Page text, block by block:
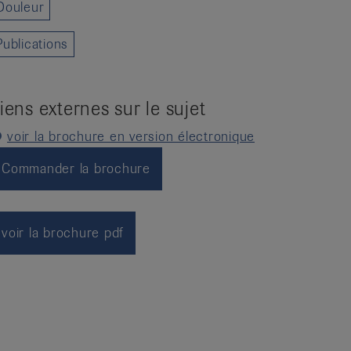
externes sur le sujet
voir la brochure en version électronique
Commander la brochure
voir la brochure pdf